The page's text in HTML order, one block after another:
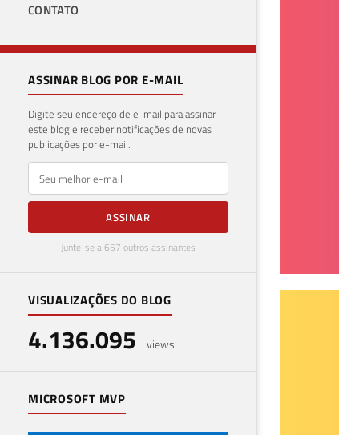
CONTATO
ASSINAR BLOG POR E-MAIL
Digite seu endereço de e-mail para assinar
este blog e receber notificações de novas
publicações por e-mail.
E-mail
ASSINAR
Junte-se a 657 outros assinantes
VISUALIZAÇÕES DO BLOG
4.136.095 views
MICROSOFT MVP